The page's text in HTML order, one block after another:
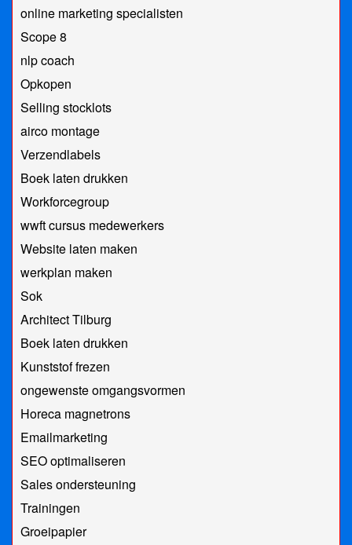
online marketing specialisten
Scope 8
​nlp coach
Opkopen
Selling stocklots
airco montage
Verzendlabels
Boek laten drukken
Workforcegroup
wwft cursus medewerkers
Website laten maken
werkplan maken
Sok
Architect Tilburg
Boek laten drukken
Kunststof frezen
ongewenste omgangsvormen
Horeca magnetrons
Emailmarketing
SEO optimaliseren
Sales ondersteuning
Trainingen
Groeipapier